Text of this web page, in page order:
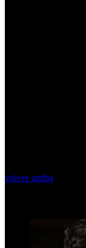
volver arriba